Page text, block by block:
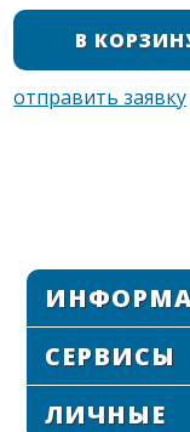
СЕРВИСЫ
ЛИЧНЫЕ